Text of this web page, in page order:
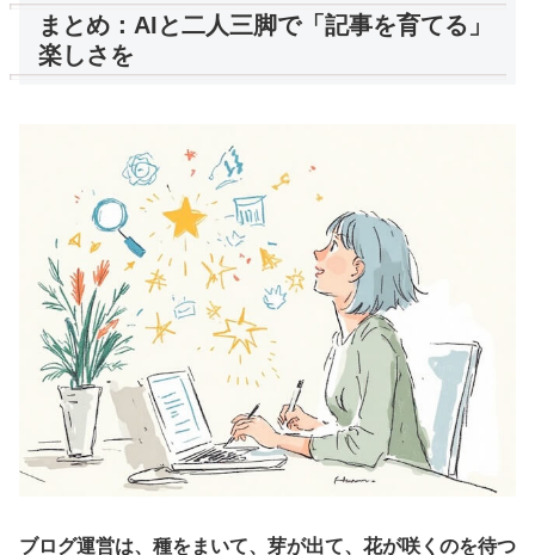
まとめ：AIと二人三脚で「記事を育てる」
楽しさを
ブログ運営は、種をまいて、芽が出て、花が咲くのを待つ